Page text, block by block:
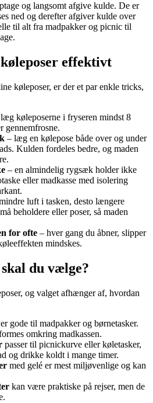
og langsomt afgive kulde. De er
ned og derefter afgiver kulde over
til alt fra madpakker og picnic til
effektivt
køleposer, er der et par enkle tricks,
køleposerne i fryseren mindst 8
gennemfrosne.
– læg en kølepose både over og under
Kulden fordeles bedre, og maden
– en almindelig rygsæk holder ikke
eller madkasse med isolering
luft i tasken, desto længere
beholdere eller poser, så maden
for ofte – hver gang du åbner, slipper
mindskes.
du vælge?
og valget afhænger af, hvordan
er gode til madpakker og børnetasker.
omkring madkassen.
passer til picnickurve eller køletasker,
og drikke koldt i mange timer.
med gelé er mest miljøvenlige og kan
kan være praktiske på rejser, men de